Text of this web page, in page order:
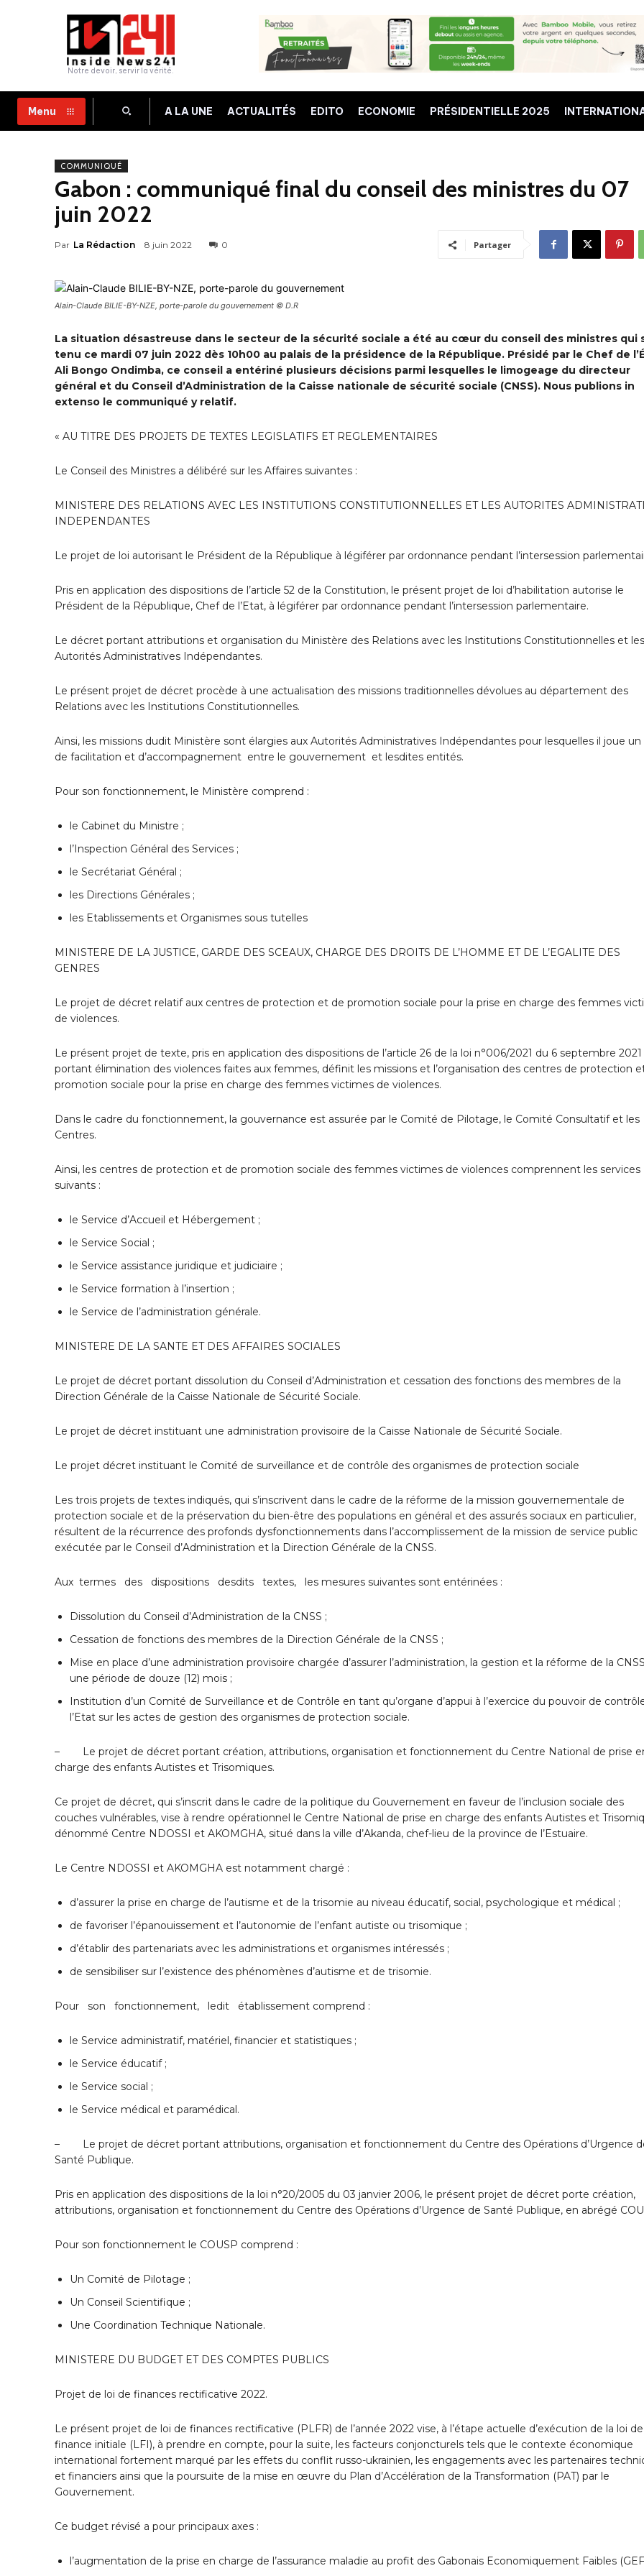
Notre devoir, servir la vérité.
Menu A LA UNE ACTUALITÉS EDITO ECONOMIE PRÉSIDENTIELLE 2025
COMMUNIQUÉ
Gabon : communiqué final du conseil des ministres du 07
juin 2022
Par La Rédaction 8 juin 2022 0 Partager
Alain-Claude BILIE-BY-NZE, porte-parole du gouvernement © D.R
La situation désastreuse dans le secteur de la sécurité sociale a été au cœur du conseil des ministres qui
tenu ce mardi 07 juin 2022 dès 10h00 au palais de la présidence de la République. Présidé par le Chef de
Ali Bongo Ondimba, ce conseil a entériné plusieurs décisions parmi lesquelles le limogeage du directeur
général et du Conseil d’Administration de la Caisse nationale de sécurité sociale (CNSS). Nous publions in
extenso le communiqué y relatif.
« AU TITRE DES PROJETS DE TEXTES LEGISLATIFS ET REGLEMENTAIRES
Le Conseil des Ministres a délibéré sur les Affaires suivantes :
MINISTERE DES RELATIONS AVEC LES INSTITUTIONS CONSTITUTIONNELLES ET LES AUTORITES
INDEPENDANTES
Le projet de loi autorisant le Président de la République à légiférer par ordonnance pendant l’intersession
Pris en application des dispositions de l’article 52 de la Constitution, le présent projet de loi d’habilitation autorise le
Président de la République, Chef de l’Etat, à légiférer par ordonnance pendant l’intersession parlementaire.
Le décret portant attributions et organisation du Ministère des Relations avec les Institutions Constitutionnelles et les
Autorités Administratives Indépendantes.
Le présent projet de décret procède à une actualisation des missions traditionnelles dévolues au département des
Relations avec les Institutions Constitutionnelles.
Ainsi, les missions dudit Ministère sont élargies aux Autorités Administratives Indépendantes pour lesquelles il joue un
de facilitation et d’accompagnement entre le gouvernement et lesdites entités.
Pour son fonctionnement, le Ministère comprend :
le Cabinet du Ministre ;
l’Inspection Général des Services ;
le Secrétariat Général ;
les Directions Générales ;
les Etablissements et Organismes sous tutelles
MINISTERE DE LA JUSTICE, GARDE DES SCEAUX, CHARGE DES DROITS DE L’HOMME ET DE L’EGALITE DES
GENRES
Le projet de décret relatif aux centres de protection et de promotion sociale pour la prise en charge des femmes
de violences.
Le présent projet de texte, pris en application des dispositions de l’article 26 de la loi n°006/2021 du 6 septembre 2021
portant élimination des violences faites aux femmes, définit les missions et l’organisation des centres de protection
promotion sociale pour la prise en charge des femmes victimes de violences.
Dans le cadre du fonctionnement, la gouvernance est assurée par le Comité de Pilotage, le Comité Consultatif et les
Centres.
Ainsi, les centres de protection et de promotion sociale des femmes victimes de violences comprennent les services
suivants :
le Service d’Accueil et Hébergement ;
le Service Social ;
le Service assistance juridique et judiciaire ;
le Service formation à l’insertion ;
le Service de l’administration générale.
MINISTERE DE LA SANTE ET DES AFFAIRES SOCIALES
Le projet de décret portant dissolution du Conseil d’Administration et cessation des fonctions des membres de la
Direction Générale de la Caisse Nationale de Sécurité Sociale.
Le projet de décret instituant une administration provisoire de la Caisse Nationale de Sécurité Sociale.
Le projet décret instituant le Comité de surveillance et de contrôle des organismes de protection sociale
Les trois projets de textes indiqués, qui s’inscrivent dans le cadre de la réforme de la mission gouvernementale de
protection sociale et de la préservation du bien-être des populations en général et des assurés sociaux en particulier,
résultent de la récurrence des profonds dysfonctionnements dans l’accomplissement de la mission de service public
exécutée par le Conseil d’Administration et la Direction Générale de la CNSS.
Aux termes des dispositions desdits textes, les mesures suivantes sont entérinées :
Dissolution du Conseil d’Administration de la CNSS ;
Cessation de fonctions des membres de la Direction Générale de la CNSS ;
Mise en place d’une administration provisoire chargée d’assurer l’administration, la gestion et la réforme de la
une période de douze (12) mois ;
Institution d’un Comité de Surveillance et de Contrôle en tant qu’organe d’appui à l’exercice du pouvoir de
l’Etat sur les actes de gestion des organismes de protection sociale.
– Le projet de décret portant création, attributions, organisation et fonctionnement du Centre National de prise
charge des enfants Autistes et Trisomiques.
Ce projet de décret, qui s’inscrit dans le cadre de la politique du Gouvernement en faveur de l’inclusion sociale des
couches vulnérables, vise à rendre opérationnel le Centre National de prise en charge des enfants Autistes et
dénommé Centre NDOSSI et AKOMGHA, situé dans la ville d’Akanda, chef-lieu de la province de l’Estuaire.
Le Centre NDOSSI et AKOMGHA est notamment chargé :
d’assurer la prise en charge de l’autisme et de la trisomie au niveau éducatif, social, psychologique et médical ;
de favoriser l’épanouissement et l’autonomie de l’enfant autiste ou trisomique ;
d’établir des partenariats avec les administrations et organismes intéressés ;
de sensibiliser sur l’existence des phénomènes d’autisme et de trisomie.
Pour son fonctionnement, ledit établissement comprend :
le Service administratif, matériel, financier et statistiques ;
le Service éducatif ;
le Service social ;
le Service médical et paramédical.
– Le projet de décret portant attributions, organisation et fonctionnement du Centre des Opérations d’Urgence
Santé Publique.
Pris en application des dispositions de la loi n°20/2005 du 03 janvier 2006, le présent projet de décret porte création,
attributions, organisation et fonctionnement du Centre des Opérations d’Urgence de Santé Publique, en abrégé
Pour son fonctionnement le COUSP comprend :
Un Comité de Pilotage ;
Un Conseil Scientifique ;
Une Coordination Technique Nationale.
MINISTERE DU BUDGET ET DES COMPTES PUBLICS
Projet de loi de finances rectificative 2022.
Le présent projet de loi de finances rectificative (PLFR) de l’année 2022 vise, à l’étape actuelle d’exécution de la loi de
finance initiale (LFI), à prendre en compte, pour la suite, les facteurs conjoncturels tels que le contexte économique
international fortement marqué par les effets du conflit russo-ukrainien, les engagements avec les partenaires
et financiers ainsi que la poursuite de la mise en œuvre du Plan d’Accélération de la Transformation (PAT) par le
Gouvernement.
Ce budget révisé a pour principaux axes :
l’augmentation de la prise en charge de l’assurance maladie au profit des Gabonais Economiquement Faibles